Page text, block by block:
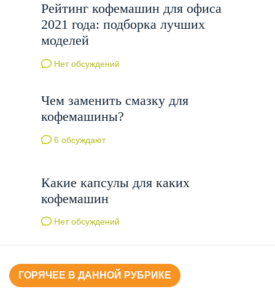
Рейтинг кофемашин для офиса
2021 года: подборка лучших
моделей
Нет обсуждений
Чем заменить смазку для
кофемашины?
6 обсуждают
Какие капсулы для каких
кофемашин
Нет обсуждений
ГОРЯЧЕЕ В ДАННОЙ РУБРИКЕ